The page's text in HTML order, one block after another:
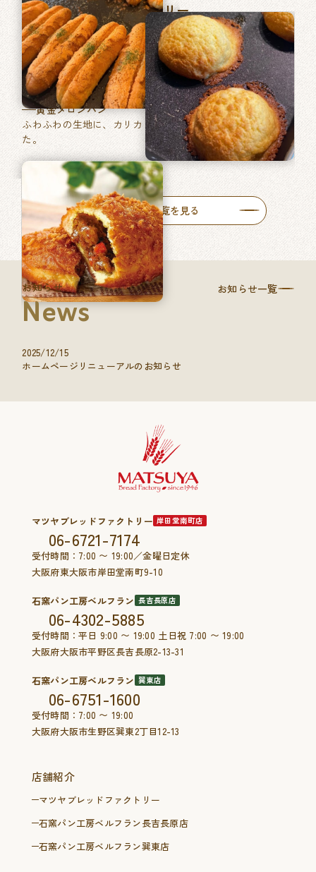
マツヤブレッドファクトリー
巽東店
牛肉ゴロッとカレーパン
牛肉がゴロッと入った特製カレーをたっぷりと使った自慢の
一品です。
黄金メロンパン
ふわふわの生地に、カリカリ食感のメロン皮を包みあげまし
た。
人気商品一覧を見る
お知らせ
News
お知らせ一覧
2025/12/15
ホームページリニューアルのお知らせ
マツヤブレッドファクトリー 岸田堂南町店
06-6721-7174
受付時間：7:00 〜 19:00／金曜日定休
大阪府東大阪市岸田堂南町9-10
石窯パン工房ベルフラン 長吉長原店
06-4302-5885
受付時間：平日 9:00 〜 19:00 土日祝 7:00 〜 19:00
大阪府大阪市平野区長吉長原2-13-31
石窯パン工房ベルフラン 巽東店
06-6751-1600
受付時間：7:00 〜 19:00
大阪府大阪市生野区巽東2丁目12-13
店舗紹介
マツヤブレッドファクトリー
石窯パン工房ベルフラン長吉長原店
石窯パン工房ベルフラン巽東店